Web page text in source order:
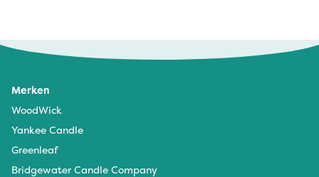
Geen stinkende was meer .. ruikt heerlijk..
Merken
WoodWick
Yankee Candle
Greenleaf
Bridgewater Candle Company